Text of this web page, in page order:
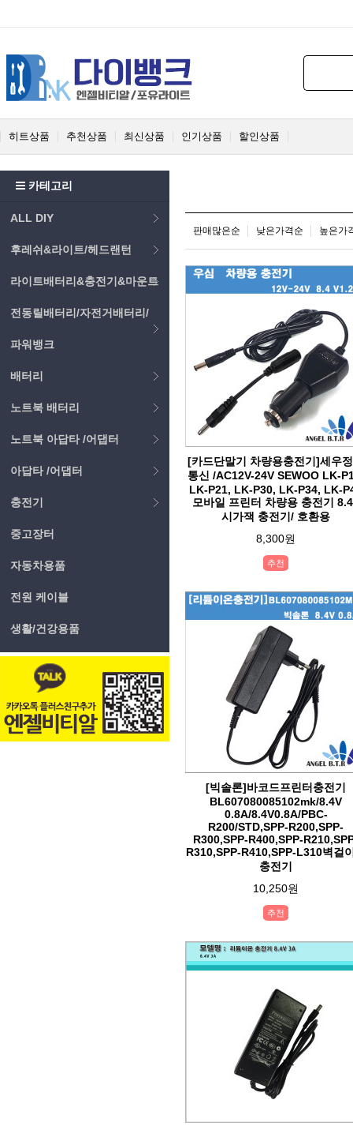
히트상품 추천상품 최신상품 인기상품 할인상품
카테고리
ALL DIY
후레쉬&라이트/헤드랜턴
라이트배터리&충전기&마운트
전동릴배터리/자전거배터리/
파워뱅크
배터리
노트북 배터리
노트북 아답타 /어댑터
아답타 /어댑터
충전기
중고장터
자동차용품
전원 케이블
생활/건강용품
판매많은순 낮은가격순 높은가
[카드단말기 차량용충전기]세우
통신 /AC12V-24V SEWOO LK-
LK-P21, LK-P30, LK-P34, LK-
모바일 프린터 차량용 충전기
시가잭 충전기/ 호환용
8,300원
추천
[빅솔론]바코드프린터충전기
BL607080085102mk/8.4V
0.8A/8.4V0.8A/PBC-
R200/STD,SPP-R200,SPP-
R300,SPP-R400,SPP-
R310,SPP-R410,SPP-L310벽걸
충전기
10,250원
추천